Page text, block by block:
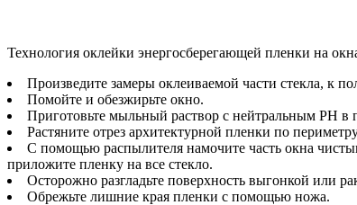
Технология оклейки энергосберегающей пленки на
Произведите замеры оклеиваемой части стекла, к
Помойте и обезжирьте окно.
Приготовьте мыльный раствор с нейтральным РН в
Растяните отрез архитектурной пленки по
С помощью распылителя намочите часть окна
приложите пленку на все стекло.
Осторожно разгладьте поверхность выгонкой или
Обрежьте лишние края пленки с помощью ножа.